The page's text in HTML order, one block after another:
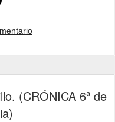
(CRÓNICA 6ª de